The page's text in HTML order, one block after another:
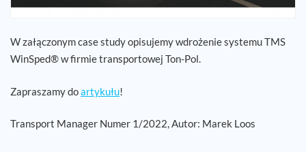
W załączonym case study opisujemy wdrożenie systemu TMS
WinSped® w firmie transportowej Ton-Pol.
Zapraszamy doartykułu!
Transport Manager Numer 1/2022, Autor: Marek Loos